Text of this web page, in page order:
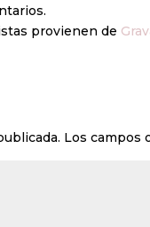
provienen de
Los campos